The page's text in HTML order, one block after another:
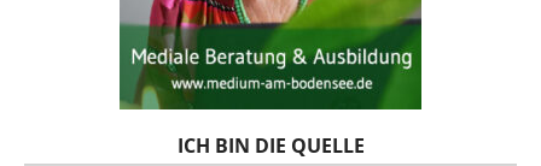
ICH BIN DIE QUELLE